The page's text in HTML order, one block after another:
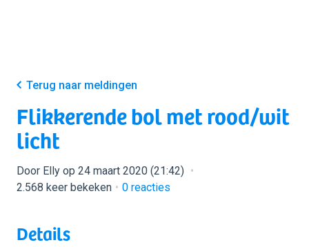
Terug naar meldingen
Flikkerende bol met rood/wit
licht
Door Elly op 24 maart 2020 (21:42)
2.568 keer bekeken
0 reacties
Details